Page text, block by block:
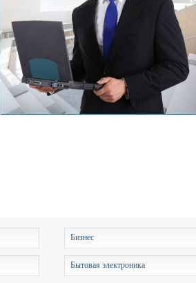
Бизнес
Бытовая электроника